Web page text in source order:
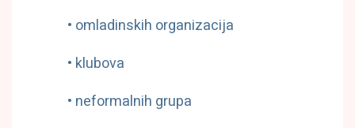
• omladinskih organizacija
• klubova
• neformalnih grupa